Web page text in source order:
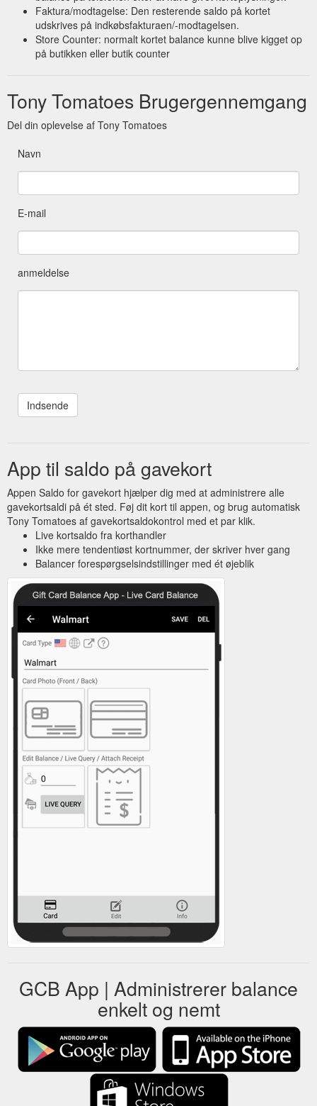
Faktura/modtagelse: Den resterende saldo på kortet
udskrives på indkøbsfakturaen/-modtagelsen.
Store Counter: normalt kortet balance kunne blive kigget op
på butikken eller butik counter
Tony Tomatoes Brugergennemgang
Del din oplevelse af Tony Tomatoes
Navn
E-mail
anmeldelse
App til saldo på gavekort
Appen Saldo for gavekort hjælper dig med at administrere alle
gavekortsaldi på ét sted. Føj dit kort til appen, og brug automatisk
Tony Tomatoes af gavekortsaldokontrol med et par klik.
Live kortsaldo fra korthandler
Ikke mere tendentiøst kortnummer, der skriver hver gang
Balancer forespørgselsindstillinger med ét øjeblik
GCB App | Administrerer balance
enkelt og nemt